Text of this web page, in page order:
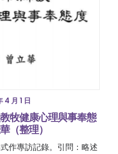
4 月 1 日
牧健康心理與事奉態
（整理）
作專訪記錄。引問：略述